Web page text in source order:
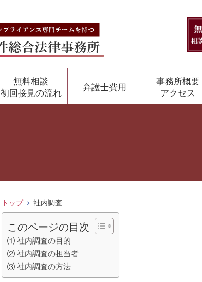
無料相談
初回接見の流れ
弁護士費用
事務所概要
アクセス
トップ 社内調査
このページの目次
⑴ 社内調査の目的
⑵ 社内調査の担当者
⑶ 社内調査の方法